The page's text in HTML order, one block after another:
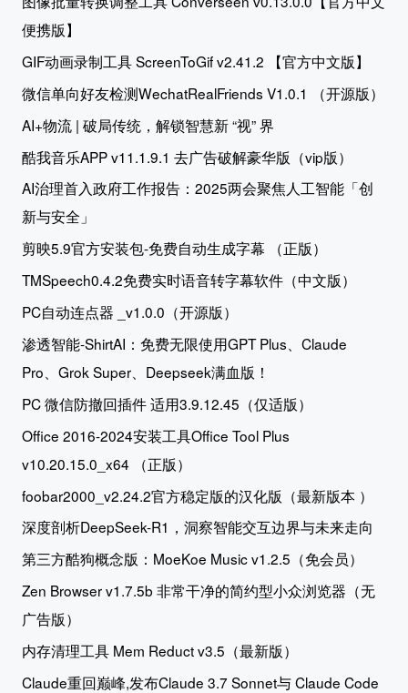
便携版】
GIF动画录制工具 ScreenToGif v2.41.2 【官方中文版】
微信单向好友检测WechatRealFriends V1.0.1 （开源版）
AI+物流 | 破局传统，解锁智慧新 “视” 界
酷我音乐APP v11.1.9.1 去广告破解豪华版（vip版）
AI治理首入政府工作报告：2025两会聚焦人工智能「创
新与安全」
剪映5.9官方安装包-免费自动生成字幕 （正版）
TMSpeech0.4.2免费实时语音转字幕软件（中文版）
PC自动连点器 _v1.0.0（开源版）
渗透智能-ShirtAI：免费无限使用GPT Plus、Claude
Pro、Grok Super、Deepseek满血版！
PC 微信防撤回插件 适用3.9.12.45（仅适版）
Office 2016-2024安装工具Office Tool Plus
v10.20.15.0_x64 （正版）
foobar2000_v2.24.2官方稳定版的汉化版（最新版本 ）
深度剖析DeepSeek-R1，洞察智能交互边界与未来走向
第三方酷狗概念版：MoeKoe Music v1.2.5（免会员）
Zen Browser v1.7.5b 非常干净的简约型小众浏览器（无
广告版）
内存清理工具 Mem Reduct v3.5（最新版）
Claude重回巅峰,发布Claude 3.7 Sonnet与 Claude Code